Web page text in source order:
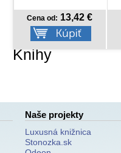
Cena od: 8,92 €
Knihy
Naše projekty
Luxusná knižnica
Stonozka.sk